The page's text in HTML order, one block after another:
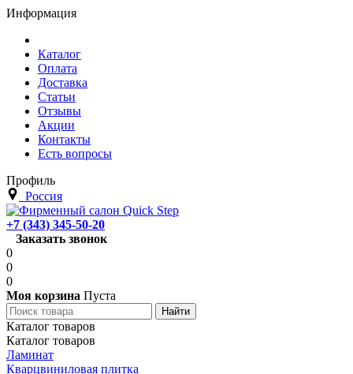
Информация
Каталог
Оплата
Доставка
Статьи
Отзывы
Акции
Контакты
Есть вопросы
Профиль
Россия
+7 (343) 345-50-20
Заказать звонок
0
0
0
Моя корзина Пуста
Каталог товаров
Каталог товаров
Ламинат
Кварцвиниловая плитка